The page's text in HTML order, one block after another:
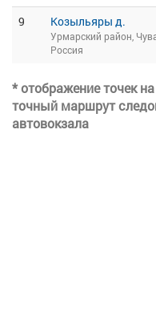
9 Козыльяры д.
Урмарский район,
Россия
* отображение точек
точный маршрут
автовокзала